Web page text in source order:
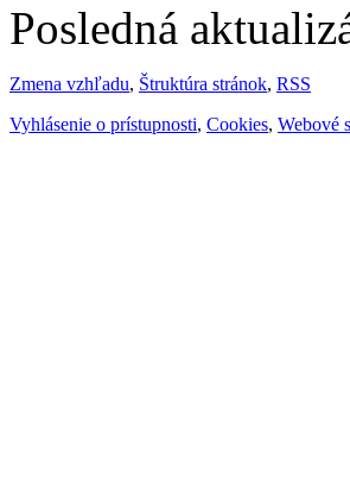
Posledná
Zmena vzhľadu, Štruktúra stránok, RSS
Vyhlásenie o prístupnosti, Cookies, Webové